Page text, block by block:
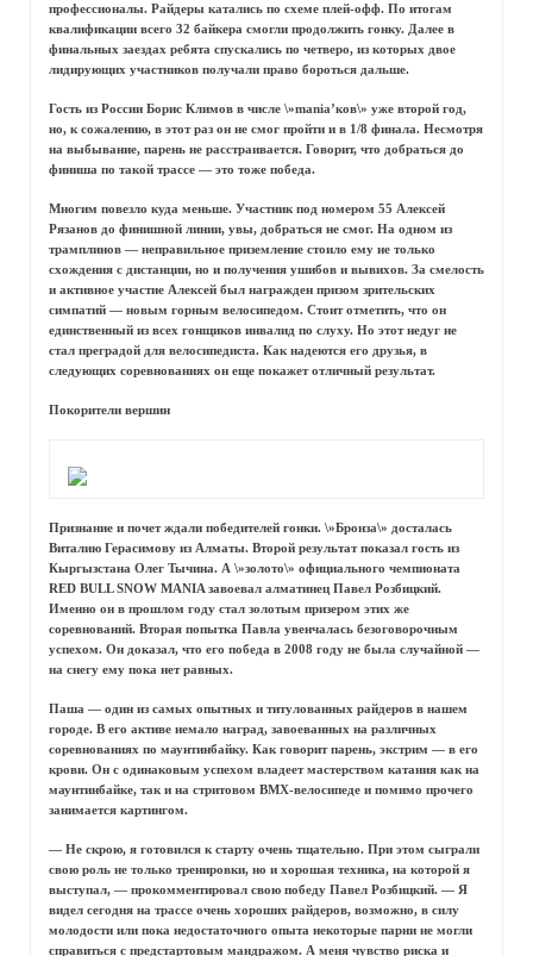
профессионалы. Райдеры катались по схеме плей-офф. По итогам
квалификации всего 32 байкера смогли продолжить гонку. Далее в
финальных заездах ребята спускались по четверо, из которых двое
лидирующих участников получали право бороться дальше.
Гость из России Борис Климов в числе \»mania’ков\» уже второй год,
но, к сожалению, в этот раз он не смог пройти и в 1/8 финала. Несмотря
на выбывание, парень не расстраивается. Говорит, что добраться до
финиша по такой трассе — это тоже победа.
Многим повезло куда меньше. Участник под номером 55 Алексей
Рязанов до финишной линии, увы, добраться не смог. На одном из
трамплинов — неправильное приземление стоило ему не только
схождения с дистанции, но и получения ушибов и вывихов. За смелость
и активное участие Алексей был награжден призом зрительских
симпатий — новым горным велосипедом. Стоит отметить, что он
единственный из всех гонщиков инвалид по слуху. Но этот недуг не
стал преградой для велосипедиста. Как надеются его друзья, в
следующих соревнованиях он еще покажет отличный результат.
Покорители вершин
Признание и почет ждали победителей гонки. \»Бронза\» досталась
Виталию Герасимову из Алматы. Второй результат показал гость из
Кыргызстана Олег Тычина. А \»золото\» официального чемпионата
RED BULL SNOW MANIA завоевал алматинец Павел Розбицкий.
Именно он в прошлом году стал золотым призером этих же
соревнований. Вторая попытка Павла увенчалась безоговорочным
успехом. Он доказал, что его победа в 2008 году не была случайной —
на снегу ему пока нет равных.
Паша — один из самых опытных и титулованных райдеров в нашем
городе. В его активе немало наград, завоеванных на различных
соревнованиях по маунтинбайку. Как говорит парень, экстрим — в его
крови. Он с одинаковым успехом владеет мастерством катания как на
маунтинбайке, так и на стритовом BMX-велосипеде и помимо прочего
занимается картингом.
— Не скрою, я готовился к старту очень тщательно. При этом сыграли
свою роль не только тренировки, но и хорошая техника, на которой я
выступал, — прокомментировал свою победу Павел Розбицкий. — Я
видел сегодня на трассе очень хороших райдеров, возможно, в силу
молодости или пока недостаточного опыта некоторые парни не могли
справиться с предстартовым мандражом. А меня чувство риска и